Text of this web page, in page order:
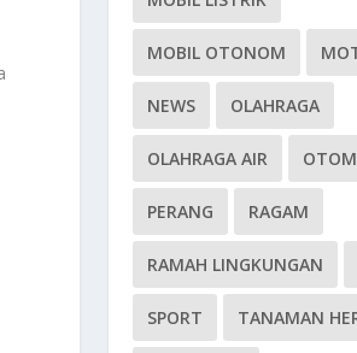
MOBIL OTONOM
NEWS OLAHRAGA
OLAHRAGA AIR
PERANG RAGAM
RAMAH LINGKUNGAN
SPORT TANAMAN